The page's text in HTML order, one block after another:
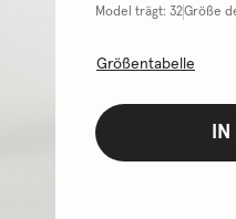
Model trägt: 32Größe
Größentabelle